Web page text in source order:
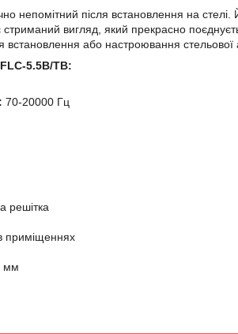
непомітний після встановлення на
стриманий вигляд, який прекрасно
встановлення або настроювання стельової
5.5B/TB:
70-20000 Гц
решітка
приміщеннях
мм